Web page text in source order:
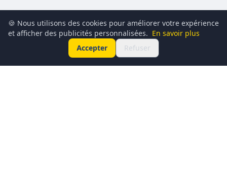
🍪 Nous utilisons des cookies pour améliorer votre expérience
et afficher des publicités personnalisées. En savoir plus
Accepter
Refuser